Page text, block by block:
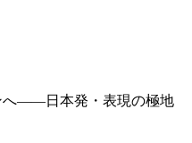
へ——日本発・表現の極地